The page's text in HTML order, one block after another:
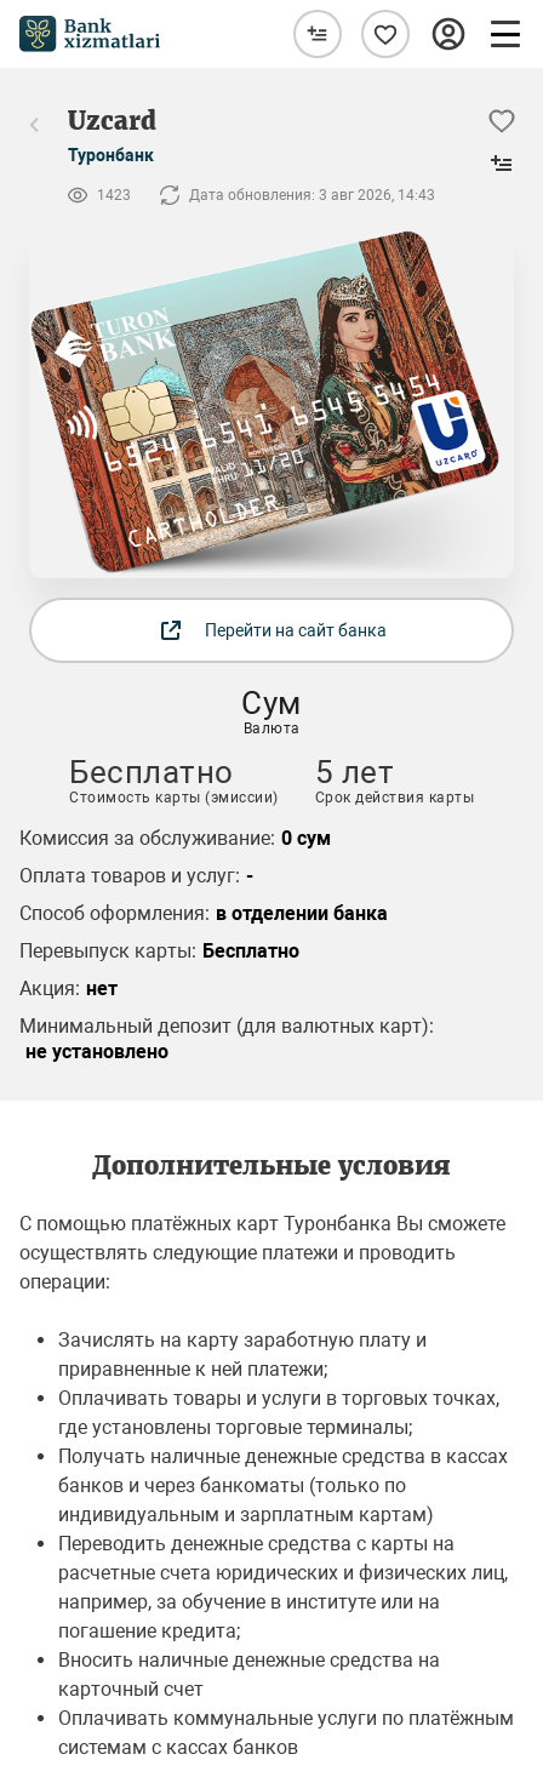
Uzcard
Туронбанк
1423 Дата обновления: 3 авг 2026, 14:43
Перейти на сайт банка
Сум
Валюта
Бесплатно
Стоимость карты (эмиссии)
5 лет
Срок действия карты
Комиссия за обслуживание: 0 сум
Оплата товаров и услуг: -
Способ оформления: в отделении банка
Перевыпуск карты: Бесплатно
Акция: нет
Минимальный депозит (для валютных карт):
не установлено
Дополнительные условия
C помощью платёжных карт Туронбанка Вы сможете
осуществлять следующие платежи и проводить
операции:
Зачислять на карту заработную плату и
приравненные к ней платежи;
Оплачивать товары и услуги в торговых точках,
где установлены торговые терминалы;
Получать наличные денежные средства в кассах
банков и через банкоматы (только по
индивидуальным и зарплатным картам)
Переводить денежные средства с карты на
расчетные счета юридических и физических лиц,
например, за обучение в институте или на
погашение кредита;
Вносить наличные денежные средства на
карточный счет
Оплачивать коммунальные услуги по платёжным
системам с кассах банков